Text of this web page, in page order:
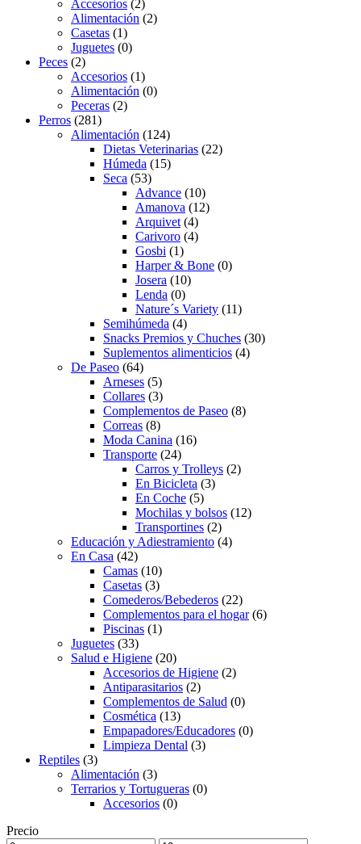
Accesorios (2)
Alimentación (2)
Casetas (1)
Juguetes (0)
Peces (2)
Accesorios (1)
Alimentación (0)
Peceras (2)
Perros (281)
Alimentación (124)
Dietas Veterinarias (22)
Húmeda (15)
Seca (53)
Advance (10)
Amanova (12)
Arquivet (4)
Carivoro (4)
Gosbi (1)
Harper & Bone (0)
Josera (10)
Lenda (0)
Nature´s Variety (11)
Semihúmeda (4)
Snacks Premios y Chuches (30)
Suplementos alimenticios (4)
De Paseo (64)
Arneses (5)
Collares (3)
Complementos de Paseo (8)
Correas (8)
Moda Canina (16)
Transporte (24)
Carros y Trolleys (2)
En Bicicleta (3)
En Coche (5)
Mochilas y bolsos (12)
Transportines (2)
Educación y Adiestramiento (4)
En Casa (42)
Camas (10)
Casetas (3)
Comederos/Bebederos (22)
Complementos para el hogar (6)
Piscinas (1)
Juguetes (33)
Salud e Higiene (20)
Accesorios de Higiene (2)
Antiparasitarios (2)
Complementos de Salud (0)
Cosmética (13)
Empapadores/Educadores (0)
Limpieza Dental (3)
Reptiles (3)
Alimentación (3)
Terrarios y Tortugueras (0)
Accesorios (0)
Precio